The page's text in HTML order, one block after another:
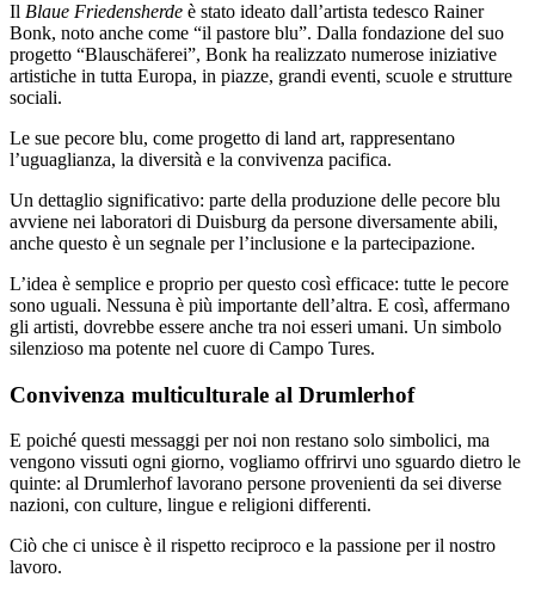
Il Blaue Friedensherde è stato ideato dall’artista tedesco Rainer
Bonk, noto anche come “il pastore blu”. Dalla fondazione del suo
progetto “Blauschäferei”, Bonk ha realizzato numerose iniziative
artistiche in tutta Europa, in piazze, grandi eventi, scuole e strutture
sociali.
Le sue pecore blu, come progetto di land art, rappresentano
l’uguaglianza, la diversità e la convivenza pacifica.
Un dettaglio significativo: parte della produzione delle pecore blu
avviene nei laboratori di Duisburg da persone diversamente abili,
anche questo è un segnale per l’inclusione e la partecipazione.
L’idea è semplice e proprio per questo così efficace: tutte le pecore
sono uguali. Nessuna è più importante dell’altra. E così, affermano
gli artisti, dovrebbe essere anche tra noi esseri umani. Un simbolo
silenzioso ma potente nel cuore di Campo Tures.
Convivenza multiculturale al Drumlerhof
E poiché questi messaggi per noi non restano solo simbolici, ma
vengono vissuti ogni giorno, vogliamo offrirvi uno sguardo dietro le
quinte: al Drumlerhof lavorano persone provenienti da sei diverse
nazioni, con culture, lingue e religioni differenti.
Ciò che ci unisce è il rispetto reciproco e la passione per il nostro
lavoro.